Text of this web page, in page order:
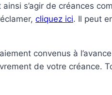
s’agir de créances
cliquez ici. Il peut
convenus à
de votre créance.